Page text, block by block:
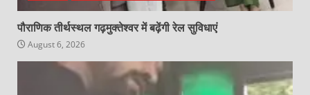
पौराणिक तीर्थस्थल गढ़मुक्तेश्वर में बढ़ेंगी रेल सुविधाएं
August 6, 2026